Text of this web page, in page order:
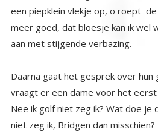
aan met stijgende verbazing.
Daarna gaat het gesprek over hun
vraagt er een dame voor het eerst
Nee ik golf niet zeg ik? Wat doe je
niet zeg ik, Bridgen dan misschien?
je dan? Ik werk, zeg ik. Wow
mededeling, plots kijken meer
dan? Ik werk in een psychiatrisch
tegenover me zit heeft diamanten
kippeneieren, ze kijkt me plots
doe je dan zoal? Ik vertel over
aan patiënten die ik geef, het
De manieren waarop ik met
vrouwen stoppen hun gesprek
vragen. Ook aan de mannen
gesprekken, daar wordt ook
alles gevraagd, hoe dat gaat als
opgenomen moet worden, want dat
mensen in hun omgeving ( of